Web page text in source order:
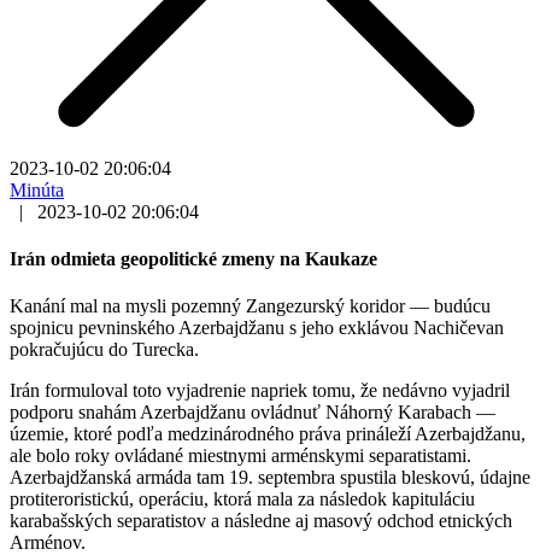
2023-10-02 20:06:04
Minúta
|
2023-10-02 20:06:04
Irán odmieta geopolitické zmeny na Kaukaze
Kanání mal na mysli pozemný Zangezurský koridor — budúcu
spojnicu pevninského Azerbajdžanu s jeho exklávou Nachičevan
pokračujúcu do Turecka.
Irán formuloval toto vyjadrenie napriek tomu, že nedávno vyjadril
podporu snahám Azerbajdžanu ovládnuť Náhorný Karabach —
územie, ktoré podľa medzinárodného práva prináleží Azerbajdžanu,
ale bolo roky ovládané miestnymi arménskymi separatistami.
Azerbajdžanská armáda tam 19. septembra spustila bleskovú, údajne
protiteroristickú, operáciu, ktorá mala za následok kapituláciu
karabašských separatistov a následne aj masový odchod etnických
Arménov.